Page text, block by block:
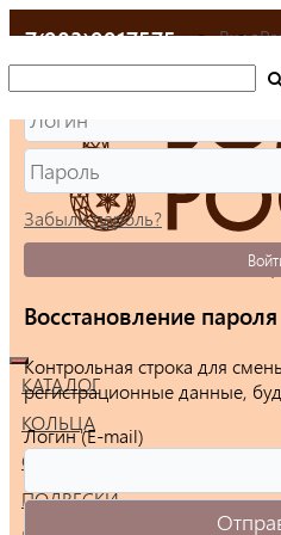
+7(903)9917575
КАТАЛОГ
КОЛЬЦА
СЕРЬГИ
ПОДВЕСКИ
Вход
Забыли пароль?
Восстановление пароля
Контрольная строка для
регистрационные данные,
Логин (E-mail)